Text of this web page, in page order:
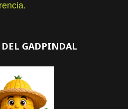
DEL GADPINDAL